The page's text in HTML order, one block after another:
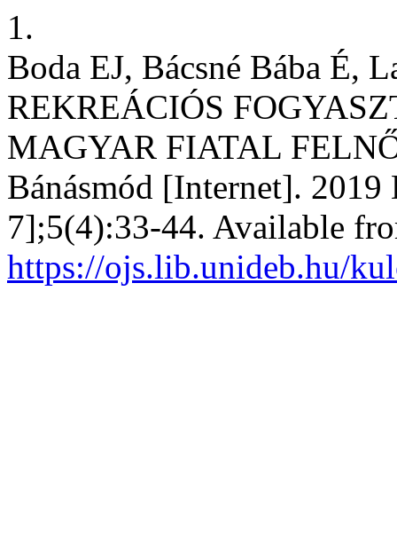
1.
Boda EJ, Bácsné Bába É,
REKREÁCIÓS
MAGYAR FIATAL
Bánásmód [Internet].
7];5(4):33-44. Available
https://ojs.lib.unideb.hu/